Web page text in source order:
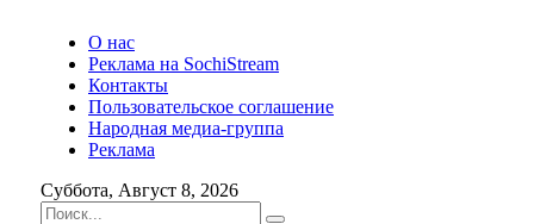
О нас
Реклама на SochiStream
Контакты
Пользовательское соглашение
Народная медиа-группа
Реклама
Суббота, Август 8, 2026